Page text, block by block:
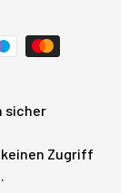
sicher
Zugriff